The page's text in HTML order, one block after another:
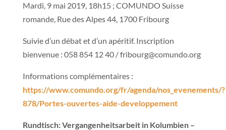
Mardi, 9 mai 2019, 18h15 ; COMUNDO Suisse
romande, Rue des Alpes 44, 1700 Fribourg
Suivie d’un débat et d’un apéritif. Inscription
bienvenue : 058 854 12 40 / fribourg@comundo.org
Informations complémentaires :
https://www.comundo.org/fr/agenda/nos_evenements/?
878/Portes-ouvertes-aide-developpement
Rundtisch: Vergangenheitsarbeit in Kolumbien –